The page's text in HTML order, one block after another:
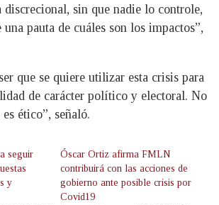
discrecional, sin que nadie lo controle,
pauta de cuáles son los impactos”,
que se quiere utilizar esta crisis para
de carácter político y electoral. No
ético”, señaló.
seguir
y
Óscar Ortiz afirma FMLN
contribuirá con las acciones de
gobierno ante posible crisis por
Covid19